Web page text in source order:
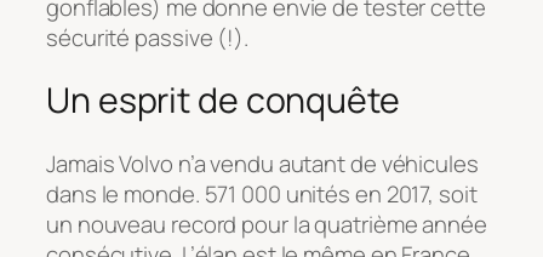
gonflables) me donne envie de tester cette
sécurité passive (!).
Un esprit de conquête
Jamais Volvo n’a vendu autant de véhicules
dans le monde. 571 000 unités en 2017, soit
un nouveau record pour la quatrième année